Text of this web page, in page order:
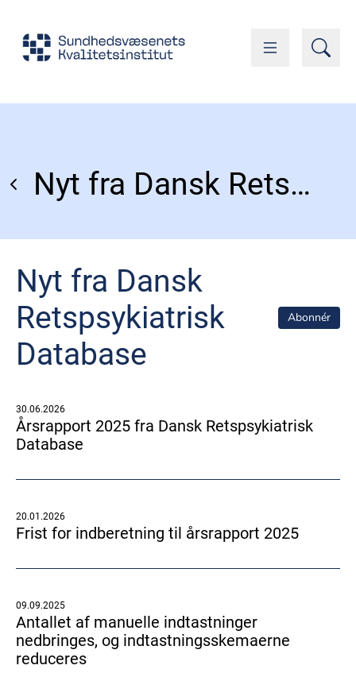
Nyt fra Dansk Retspsykiatrisk Database
Nyt fra Dansk
Retspsykiatrisk
Database
Abonnér
30.06.2026
Årsrapport 2025 fra Dansk Retspsykiatrisk
Database
20.01.2026
Frist for indberetning til årsrapport 2025
09.09.2025
Antallet af manuelle indtastninger
nedbringes, og indtastningsskemaerne
reduceres